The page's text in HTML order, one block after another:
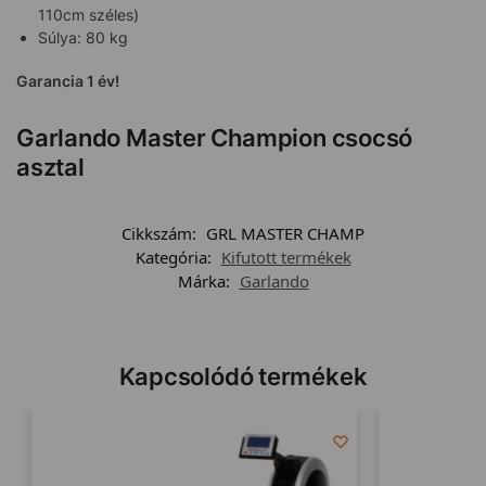
110cm széles)
Súlya: 80 kg
Garancia 1 év!
Garlando Master Champion csocsó
asztal
Cikkszám: GRL MASTER CHAMP
Kategória: Kifutott termékek
Márka: Garlando
Kapcsolódó termékek